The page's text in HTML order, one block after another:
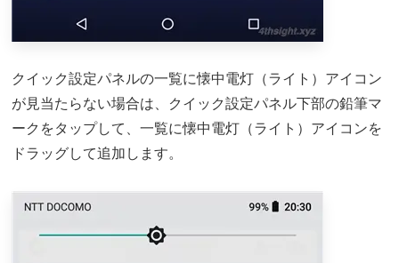
クイック設定パネルの一覧に懐中電灯（ライト）アイコン
が見当たらない場合は、クイック設定パネル下部の鉛筆マ
ークをタップして、一覧に懐中電灯（ライト）アイコンを
ドラッグして追加します。